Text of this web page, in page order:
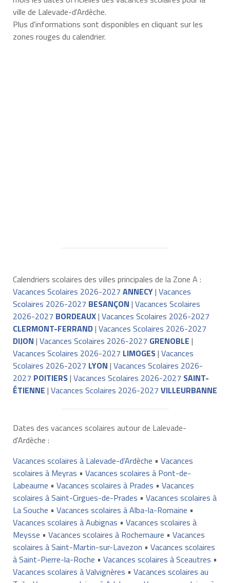
ville de Lalevade-d'Ardèche.
Plus d'informations sont disponibles en cliquant sur les
zones rouges du calendrier.
Calendriers scolaires des villes principales de la Zone A :
Vacances Scolaires 2026-2027 ANNECY| Vacances
Scolaires 2026-2027 BESANÇON | Vacances Scolaires
2026-2027 BORDEAUX| Vacances Scolaires 2026-2027
CLERMONT-FERRAND| Vacances Scolaires 2026-2027
DIJON | Vacances Scolaires 2026-2027 GRENOBLE |
Vacances Scolaires 2026-2027 LIMOGES| Vacances
Scolaires 2026-2027 LYON | Vacances Scolaires 2026-
2027 POITIERS| Vacances Scolaires 2026-2027 SAINT-
ÉTIENNE | Vacances Scolaires 2026-2027 VILLEURBANNE
Dates des vacances scolaires autour de Lalevade-
d'Ardèche :
Vacances scolaires à Lalevade-d'Ardèche • Vacances
scolaires à Meyras • Vacances scolaires à Pont-de-
Labeaume • Vacances scolaires à Prades • Vacances
scolaires à Saint-Cirgues-de-Prades • Vacances scolaires à
La Souche • Vacances scolaires à Alba-la-Romaine •
Vacances scolaires à Aubignas • Vacances scolaires à
Meysse • Vacances scolaires à Rochemaure • Vacances
scolaires à Saint-Martin-sur-Lavezon • Vacances scolaires
à Saint-Pierre-la-Roche • Vacances scolaires à Sceautres •
Vacances scolaires à Valvignères • Vacances scolaires au